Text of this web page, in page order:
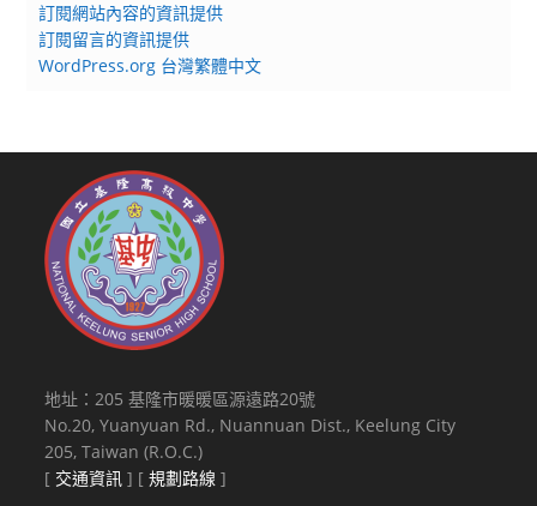
訂閱網站內容的資訊提供
訂閱留言的資訊提供
WordPress.org 台灣繁體中文
地址：205 基隆市暖暖區源遠路20號
No.20, Yuanyuan Rd., Nuannuan Dist., Keelung City
205, Taiwan (R.O.C.)
[ 交通資訊 ] [規劃路線 ]